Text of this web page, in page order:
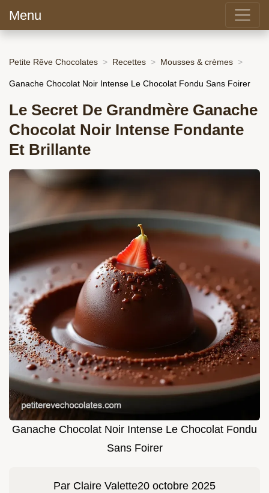
Menu
Petite Rêve Chocolates Recettes Mousses & crèmes
Ganache Chocolat Noir Intense Le Chocolat Fondu Sans Foirer
Le Secret De Grandmère Ganache
Chocolat Noir Intense Fondante
Et Brillante
Ganache Chocolat Noir Intense Le Chocolat Fondu
Sans Foirer
Par Claire Valette20 octobre 2025